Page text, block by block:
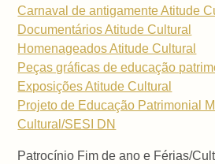
Carnaval de antigamente Atitude
Documentários Atitude Cultural
Homenageados Atitude Cultural
Peças gráficas de educação
Exposições Atitude Cultural
Projeto de Educação Patrimonial
Cultural/SESI DN
Patrocínio Fim de ano e Férias/